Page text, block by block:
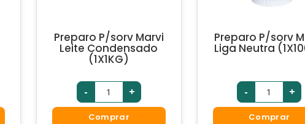
Preparo P/sorv Marvi
Leite Condensado
(1X1KG)
- +
Comprar
Preparo P/sorv
Liga Neutra
- +
Comprar